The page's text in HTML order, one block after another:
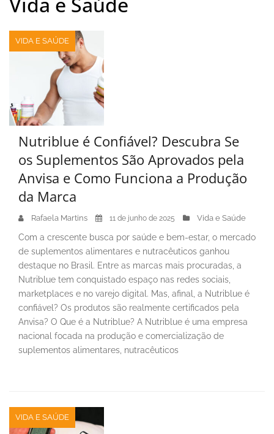
VIDA E SAÚDE
Nutriblue é Confiável? Descubra Se
os Suplementos São Aprovados pela
Anvisa e Como Funciona a Produção
da Marca
Rafaela Martins 11 de junho de 2025 Vida e Saúde
Com a crescente busca por saúde e bem-estar, o mercado
de suplementos alimentares e nutracêuticos ganhou
destaque no Brasil. Entre as marcas mais procuradas, a
Nutriblue tem conquistado espaço nas redes sociais,
marketplaces e no varejo digital. Mas, afinal, a Nutriblue é
confiável? Os produtos são realmente certificados pela
Anvisa? O Que é a Nutriblue? A Nutriblue é uma empresa
nacional focada na produção e comercialização de
suplementos alimentares, nutracêuticos
VIDA E SAÚDE